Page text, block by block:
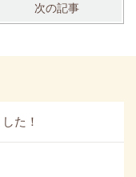
次の記事
た！